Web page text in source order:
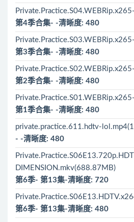
第4季合集- -清晰度: 480
第3季合集- -清晰度: 480
第2季合集- -清晰度: 480
第1季合集- -清晰度: 480
private.practice.611.hdtv-
- -清晰度: 480
DIMENSION.mkv(688.87MB)
第6季- 第13集-清晰度: 720
第6季- 第13集-清晰度: 480